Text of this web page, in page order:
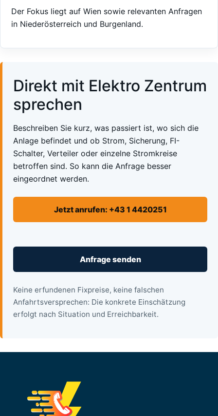
Der Fokus liegt auf Wien sowie relevanten Anfragen
in Niederösterreich und Burgenland.
Direkt mit Elektro Zentrum
sprechen
Beschreiben Sie kurz, was passiert ist, wo sich die
Anlage befindet und ob Strom, Sicherung, FI-
Schalter, Verteiler oder einzelne Stromkreise
betroffen sind. So kann die Anfrage besser
eingeordnet werden.
Jetzt anrufen: +43 1 4420251
Anfrage senden
Keine erfundenen Fixpreise, keine falschen
Anfahrtsversprechen: Die konkrete Einschätzung
erfolgt nach Situation und Erreichbarkeit.